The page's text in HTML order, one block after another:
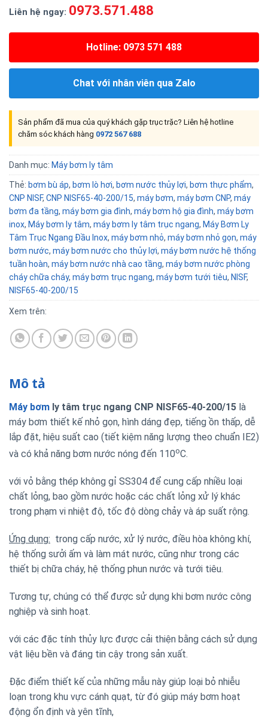
Liên hệ ngay: 0973.571.488
Hotline: 0973 571 488
Chat với nhân viên qua Zalo
Sản phẩm đã mua của quý khách gặp trục trặc? Liên hệ hotline
chăm sóc khách hàng 0972 567 688
Danh mục: Máy bơm ly tâm
Thẻ: bơm bù áp, bơm lò hơi, bơm nước thủy lợi, bơm thực phẩm,
CNP NISF, CNP NISF65-40-200/15, máy bơm, máy bơm CNP, máy
bơm đa tầng, máy bơm gia đình, máy bơm hộ gia đình, máy bơm
inox, Máy bơm ly tâm, máy bơm ly tâm trục ngang, Máy Bơm Ly
Tâm Trục Ngang Đầu Inox, máy bơm nhỏ, máy bơm nhỏ gọn, máy
bơm nước, máy bơm nước cho thủy lợi, máy bơm nước hệ thống
tuần hoàn, máy bơm nước nhà cao tầng, máy bơm nước phòng
cháy chữa cháy, máy bơm trục ngang, máy bơm tưới tiêu, NISF,
NISF65-40-200/15
Xem trên:
Mô tả
Máy bơm ly tâm trục ngang CNP NISF65-40-200/15 là
máy bơm thiết kế nhỏ gọn, hình dáng đẹp, tiếng ồn thấp, dễ
lắp đặt, hiệu suất cao (tiết kiệm năng lượng theo chuẩn IE2)
và có khả năng bơm nước nóng đến 110oC.
với vỏ bằng thép không gỉ SS304 để cung cấp nhiều loại
chất lỏng, bao gồm nước hoặc các chất lỏng xử lý khác
trong phạm vi nhiệt độ, tốc độ dòng chảy và áp suất rộng.
Ứng dụng: trong cấp nước, xử lý nước, điều hòa không khí,
hệ thống sưởi ấm và làm mát nước, cũng như trong các
thiết bị chữa cháy, hệ thống phun nước và tưới tiêu.
Tương tự, chúng có thể được sử dụng khi bơm nước công
nghiệp và sinh hoạt.
với các đặc tính thủy lực được cải thiện bằng cách sử dụng
vật liệu bền và đáng tin cậy trong sản xuất.
Đặc điểm thiết kế của những mẫu này giúp loại bỏ nhiễu
loạn trong khu vực cánh quạt, từ đó giúp máy bơm hoạt
động ổn định và yên tĩnh,